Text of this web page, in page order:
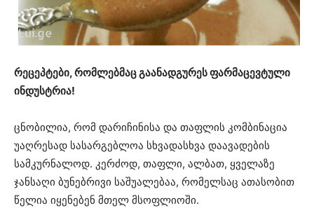
რეცეპტები, რომლებმაც გაანადგურეს ფარმაცევტული
ინდუსტრია!
ცნობილია, რომ დარიჩინისა და თაფლის კომბინაცია
უაღრესად სასარგებლოა სხვადასხვა დაავადების
სამკურნალოდ. კერძოდ, თაფლი, ალბათ, ყველაზე
ჯანსაღი ბუნებრივი საშუალებაა, რომელსაც ათასობით
წელია იყენებენ მთელ მსოფლიოში.